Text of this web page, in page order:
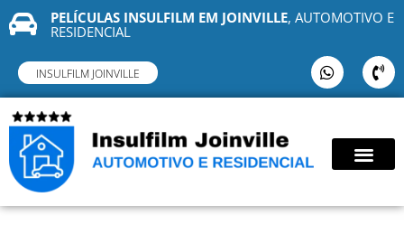
PELÍCULAS INSULFILM EM JOINVILLE, AUTOMOTIVO E
RESIDENCIAL
INSULFILM JOINVILLE